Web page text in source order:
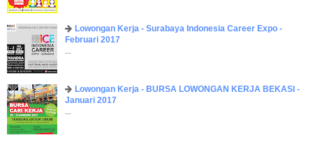
Lowongan Kerja - Surabaya Indonesia Career Expo -
Februari 2017
Lowongan Kerja - BURSA LOWONGAN KERJA BEKASI -
Januari 2017